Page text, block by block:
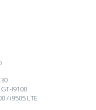
I9100
/ i9505 LTE